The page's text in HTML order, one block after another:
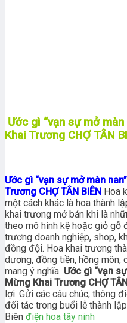
Ước gì “vạn sự mở
Khai Trương CHỢ TÂN
Ước gì “vạn sự mở màn
Trương CHỢ TÂN BIÊN Hoa
một cách khác là hoa thành
khai trương mở bán khi là
theo mô hình kệ hoặc giỏ
trương doanh nghiệp, shop,
đồng đội. Hoa khai trương
dương, đồng tiền, hồng môn,
mang ý nghĩa Ước gì “vạn
Mừng Khai Trương CHỢ
lợi. Gửi các câu chúc, thông
đối tác trong buổi lễ thành
Biên điện hoa tây ninh